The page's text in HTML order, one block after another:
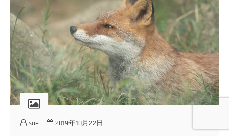
sae 2019年10月22日